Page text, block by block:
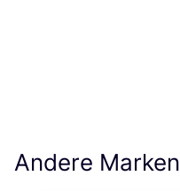
Andere Marken